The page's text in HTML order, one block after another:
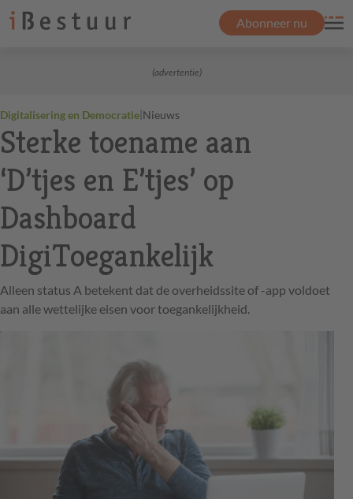
Abonneer nu
(advertentie)
Digitalisering en Democratie|Nieuws
Sterke toename aan
‘D’tjes en E’tjes’ op
Dashboard
DigiToegankelijk
Alleen status A betekent dat de overheidssite of -app voldoet
aan alle wettelijke eisen voor toegankelijkheid.